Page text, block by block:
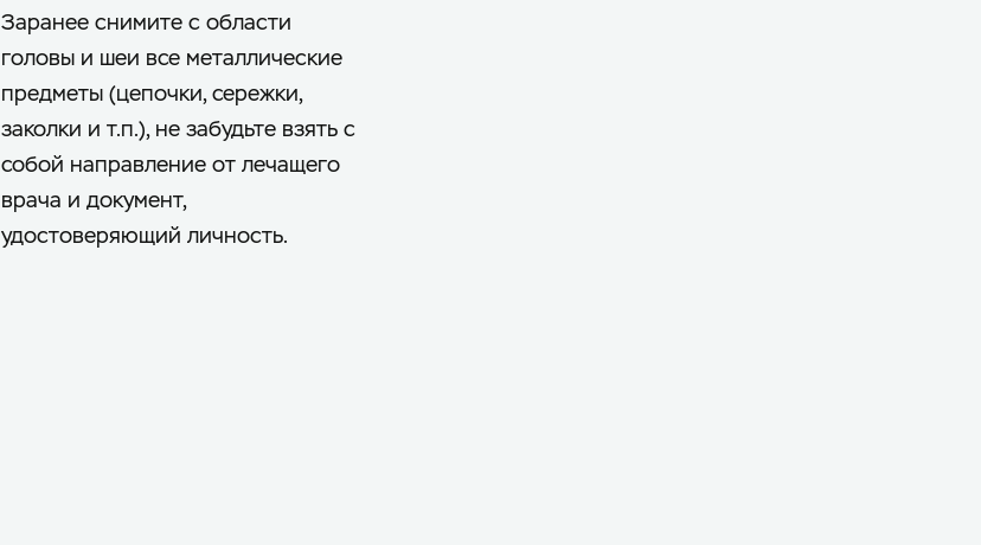
Заранее снимите с области
головы и шеи все металлические
предметы (цепочки, сережки,
заколки и т.п.), не забудьте взять с
собой направление от лечащего
врача и документ,
удостоверяющий личность.